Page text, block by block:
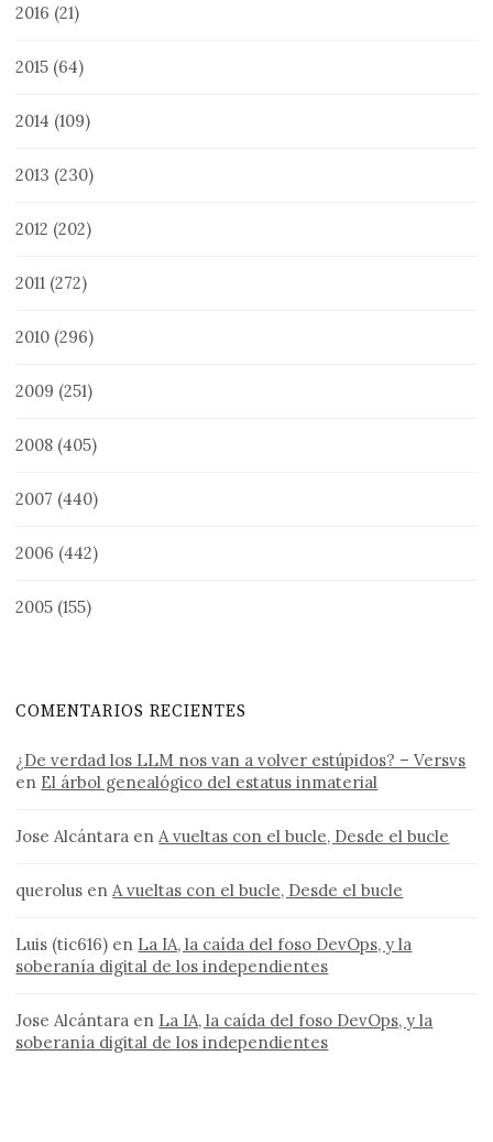
2016 (21)
2015 (64)
2014 (109)
2013 (230)
2012 (202)
2011 (272)
2010 (296)
2009 (251)
2008 (405)
2007 (440)
2006 (442)
2005 (155)
COMENTARIOS RECIENTES
¿De verdad los LLM nos van a volver estúpidos? – Versvs
en El árbol genealógico del estatus inmaterial
Jose Alcántara en A vueltas con el bucle, Desde el bucle
querolus en A vueltas con el bucle, Desde el bucle
Luis (tic616) en La IA, la caída del foso DevOps, y la
soberanía digital de los independientes
Jose Alcántara en La IA, la caída del foso DevOps, y la
soberanía digital de los independientes